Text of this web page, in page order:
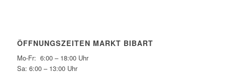
ÖFFNUNGSZEITEN MARKT BIBART
Mo-Fr: 6:00 – 18:00 Uhr
Sa: 6:00 – 13:00 Uhr